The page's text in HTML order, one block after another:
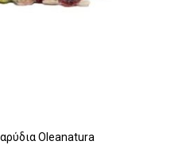
Oleanatura